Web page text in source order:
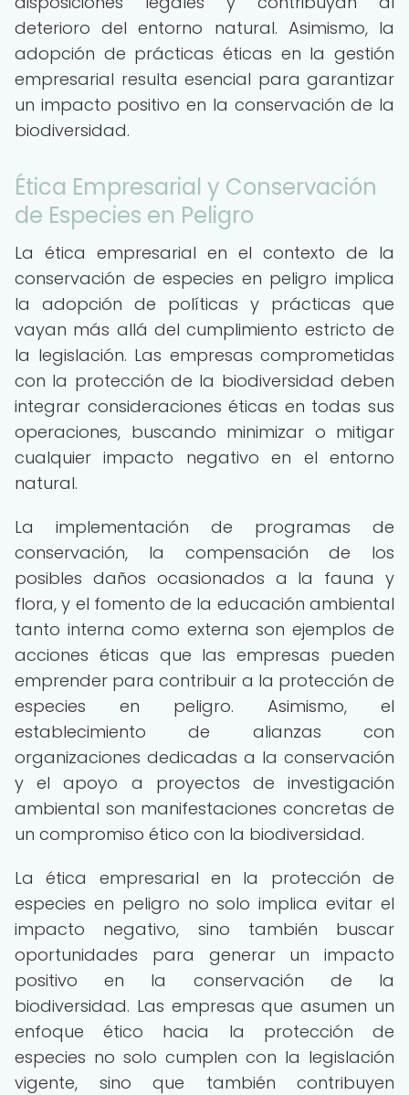
deterioro del entorno natural. Asimismo, la
adopción de prácticas éticas en la gestión
empresarial resulta esencial para garantizar
un impacto positivo en la conservación de la
biodiversidad.
Ética Empresarial y Conservación
de Especies en Peligro
La ética empresarial en el contexto de la
conservación de especies en peligro implica
la adopción de políticas y prácticas que
vayan más allá del cumplimiento estricto de
la legislación. Las empresas comprometidas
con la protección de la biodiversidad deben
integrar consideraciones éticas en todas sus
operaciones, buscando minimizar o mitigar
cualquier impacto negativo en el entorno
natural.
La implementación de programas de
conservación, la compensación de los
posibles daños ocasionados a la fauna y
flora, y el fomento de la educación ambiental
tanto interna como externa son ejemplos de
acciones éticas que las empresas pueden
emprender para contribuir a la protección de
especies en peligro. Asimismo, el
establecimiento de alianzas con
organizaciones dedicadas a la conservación
y el apoyo a proyectos de investigación
ambiental son manifestaciones concretas de
un compromiso ético con la biodiversidad.
La ética empresarial en la protección de
especies en peligro no solo implica evitar el
impacto negativo, sino también buscar
oportunidades para generar un impacto
positivo en la conservación de la
biodiversidad. Las empresas que asumen un
enfoque ético hacia la protección de
especies no solo cumplen con la legislación
vigente, sino que también contribuyen